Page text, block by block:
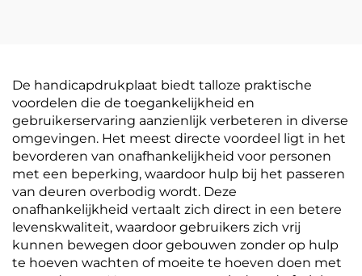
De handicapdrukplaat biedt talloze praktische
voordelen die de toegankelijkheid en
gebruikerservaring aanzienlijk verbeteren in diverse
omgevingen. Het meest directe voordeel ligt in het
bevorderen van onafhankelijkheid voor personen
met een beperking, waardoor hulp bij het passeren
van deuren overbodig wordt. Deze
onafhankelijkheid vertaalt zich direct in een betere
levenskwaliteit, waardoor gebruikers zich vrij
kunnen bewegen door gebouwen zonder op hulp
te hoeven wachten of moeite te hoeven doen met